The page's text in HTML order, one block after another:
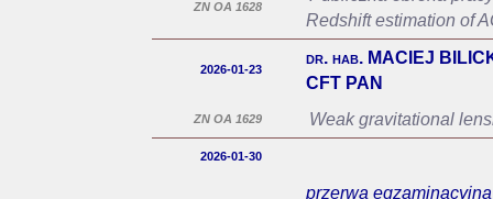
ZN OA 1628
Redshift estimation of
2026-01-23
dr. hab. MACIEJ
CFT PAN
ZN OA 1629 Weak gravitational
2026-01-30
przerwa